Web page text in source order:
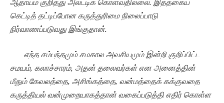
ஆதாயம் குறித்து அலட்டிக் கொள்வதில்லை. இத்தகைய
கெட்டித் தட்டிப்போன கருத்துரிமை நிலைப்பாடு
நிர்வாணப்படுவது இங்குதான்.
எந்த சம்பந்தமும் சமகால அவசியமும் இன்றி குறிப்பிட்ட
சமயம், கலாச்சாரம், அதன் தலைவர்கள் என அனைத்தின்
மீதும் கேவலத்தை, அசிங்கத்தை, வன்மத்தைக் கக்குவதை
கருத்தியல் வன்முறையாகத்தான் வகைப்படுத்தி எதிர் கொள்ள